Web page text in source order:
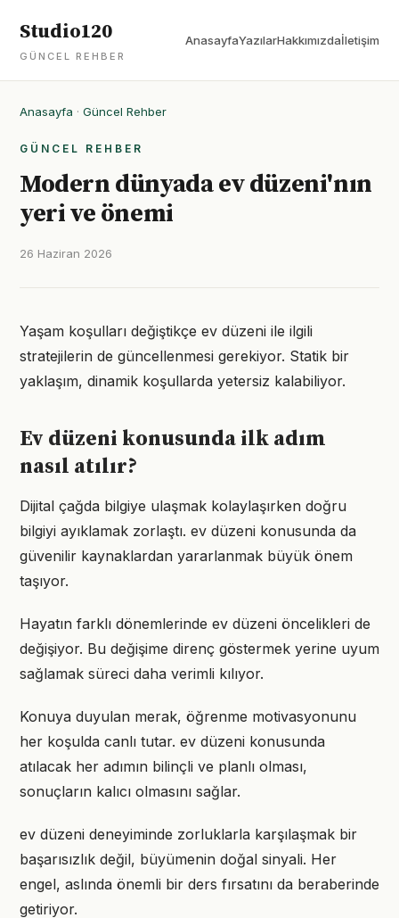
Studio120
GÜNCEL REHBER
AnasayfaYazılarHakkımızdaİletişim
Anasayfa · Güncel Rehber
GÜNCEL REHBER
Modern dünyada ev düzeni'nın
yeri ve önemi
26 Haziran 2026
Yaşam koşulları değiştikçe ev düzeni ile ilgili
stratejilerin de güncellenmesi gerekiyor. Statik bir
yaklaşım, dinamik koşullarda yetersiz kalabiliyor.
Ev düzeni konusunda ilk adım
nasıl atılır?
Dijital çağda bilgiye ulaşmak kolaylaşırken doğru
bilgiyi ayıklamak zorlaştı. ev düzeni konusunda da
güvenilir kaynaklardan yararlanmak büyük önem
taşıyor.
Hayatın farklı dönemlerinde ev düzeni öncelikleri de
değişiyor. Bu değişime direnç göstermek yerine uyum
sağlamak süreci daha verimli kılıyor.
Konuya duyulan merak, öğrenme motivasyonunu
her koşulda canlı tutar. ev düzeni konusunda
atılacak her adımın bilinçli ve planlı olması,
sonuçların kalıcı olmasını sağlar.
ev düzeni deneyiminde zorluklarla karşılaşmak bir
başarısızlık değil, büyümenin doğal sinyali. Her
engel, aslında önemli bir ders fırsatını da beraberinde
getiriyor.